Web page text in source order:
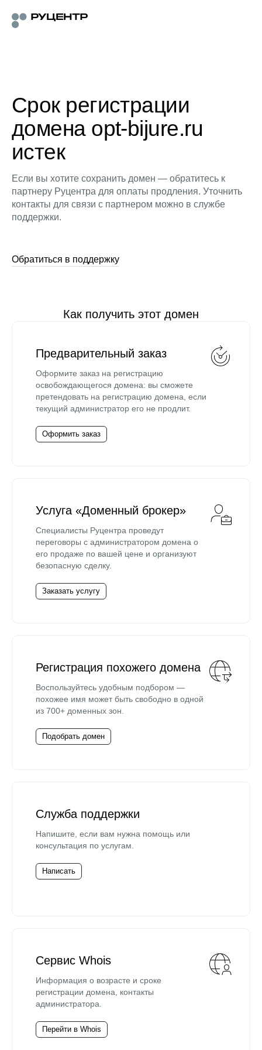
Срок регистрации
домена opt-bijure.ru
истек
Если вы хотите сохранить домен — обратитесь к
партнеру Руцентра для оплаты продления. Уточнить
контакты для связи с партнером можно в службе
поддержки.
Обратиться в поддержку
Как получить этот домен
Предварительный заказ
Оформите заказ на регистрацию
освобождающегося домена: вы сможете
претендовать на регистрацию домена, если
текущий администратор его не продлит.
Оформить заказ
Услуга «Доменный брокер»
Специалисты Руцентра проведут
переговоры с администратором домена о
его продаже по вашей цене и организуют
безопасную сделку.
Заказать услугу
Регистрация похожего домена
Воспользуйтесь удобным подбором —
похожее имя может быть свободно в одной
из 700+ доменных зон.
Подобрать домен
Служба поддержки
Напишите, если вам нужна помощь или
консультация по услугам.
Написать
Сервис Whois
Информация о возрасте и сроке
регистрации домена, контакты
администратора.
Перейти в Whois